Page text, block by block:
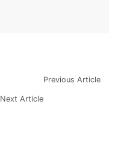
Previous Article
Next Article